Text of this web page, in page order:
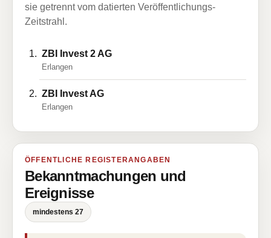
sie getrennt vom datierten Veröffentlichungs-
Zeitstrahl.
ZBI Invest 2 AG
Erlangen
ZBI Invest AG
Erlangen
ÖFFENTLICHE REGISTERANGABEN
Bekanntmachungen und
Ereignisse
mindestens 27